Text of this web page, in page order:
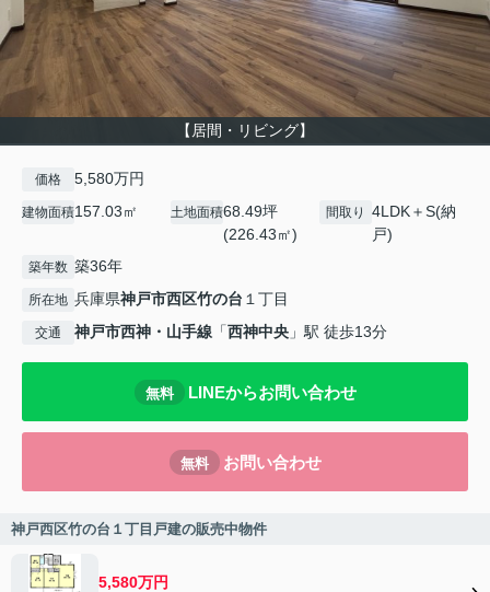
【居間・リビング】
価格 5,580万円
建物面積157.03㎡ 土地面積68.49坪
(226.43㎡)
間取り
4LDK＋S(納
戸)
築年数 築36年
所在地 兵庫県神戸市西区竹の台 １丁目
交通 神戸市西神・山手線 「西神中央 」駅 徒歩13分
無料 LINEからお問い合わせ
無料 お問い合わせ
神戸西区竹の台１丁目戸建の販売中物件
5,580万円